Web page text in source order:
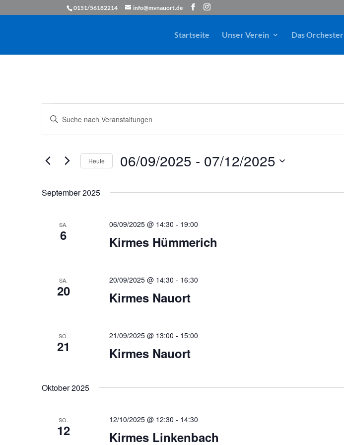
0151/56182214 info@mvnauort.de
Startseite Unser Verein Das Orchester
Suche
und
Navigation
Bitte
eingeben.
nach
Heute 06/09/2025 - 07/12/2025
September 2025
SA.
6 Kirmes Hümmerich
06/09/2025 @ 14:30 - 19:00
SA.
20 Kirmes Nauort
20/09/2025 @ 14:30 - 16:30
SO.
21 Kirmes Nauort
21/09/2025 @ 13:00 - 15:00
Oktober 2025
SO.
12 Kirmes Linkenbach
12/10/2025 @ 12:30 - 14:30